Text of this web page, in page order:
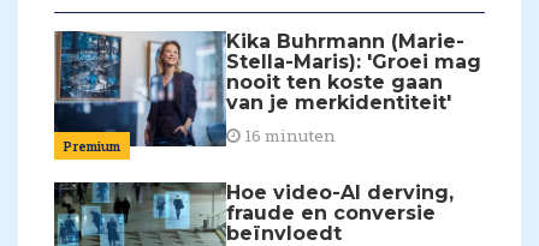
Premium
Kika Buhrmann (Marie-
Stella-Maris): 'Groei mag
nooit ten koste gaan
van je merkidentiteit'
16 minuten
Hoe video-AI derving,
fraude en conversie
beïnvloedt